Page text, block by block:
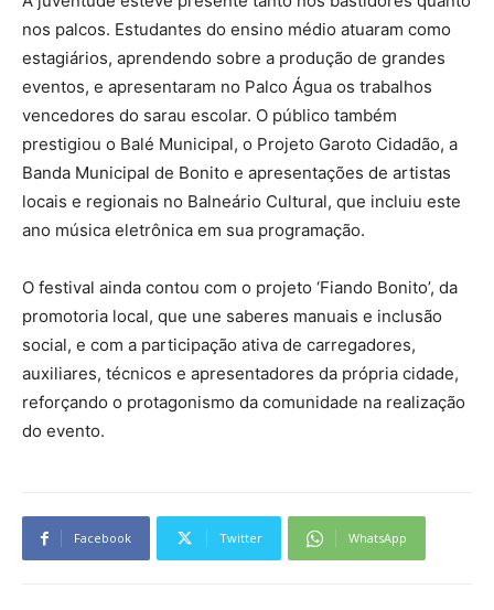
nos palcos. Estudantes do ensino médio atuaram como
estagiários, aprendendo sobre a produção de grandes
eventos, e apresentaram no Palco Água os trabalhos
vencedores do sarau escolar. O público também
prestigiou o Balé Municipal, o Projeto Garoto Cidadão, a
Banda Municipal de Bonito e apresentações de artistas
locais e regionais no Balneário Cultural, que incluiu este
ano música eletrônica em sua programação.
O festival ainda contou com o projeto ‘Fiando Bonito’, da
promotoria local, que une saberes manuais e inclusão
social, e com a participação ativa de carregadores,
auxiliares, técnicos e apresentadores da própria cidade,
reforçando o protagonismo da comunidade na realização
do evento.
Facebook Twitter WhatsApp